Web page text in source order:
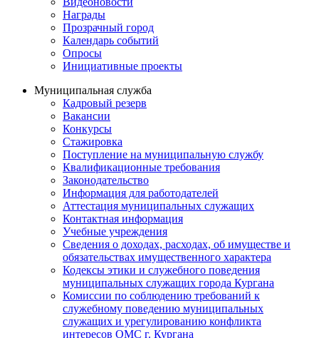
Награды
Прозрачный город
Календарь событий
Опросы
Инициативные проекты
Муниципальная служба
Кадровый резерв
Вакансии
Конкурсы
Стажировка
Поступление на муниципальную службу
Квалификационные требования
Законодательство
Информация для работодателей
Аттестация муниципальных служащих
Контактная информация
Учебные учреждения
Сведения о доходах, расходах, об имуществе и
обязательствах имущественного характера
Кодексы этики и служебного поведения
муниципальных служащих города Кургана
Комиссии по соблюдению требований к
служебному поведению муниципальных
служащих и урегулированию конфликта
интересов ОМС г. Кургана